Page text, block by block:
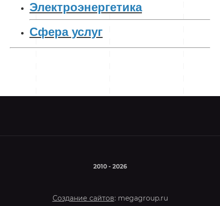
Электроэнергетика
Сфера услуг
2010 - 2026
Создание сайтов: megagroup.ru